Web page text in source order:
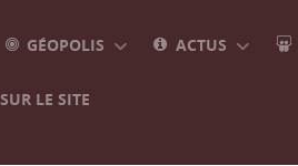
GÉOPOLIS ACTUS
LE SITE